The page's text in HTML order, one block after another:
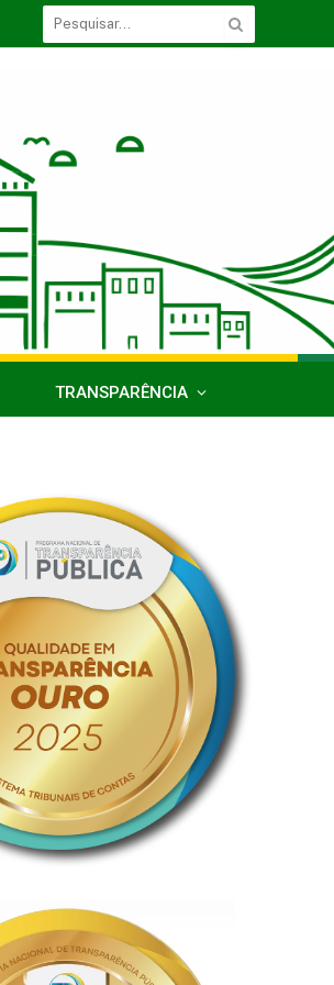
TRANSPARÊNCIA